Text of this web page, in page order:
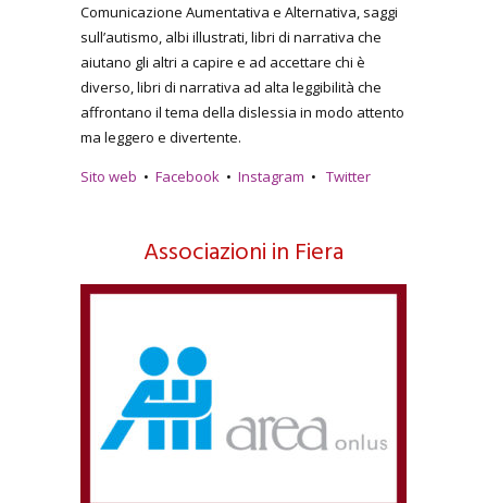
Comunicazione Aumentativa e Alternativa, saggi
sull’autismo, albi illustrati, libri di narrativa che
aiutano gli altri a capire e ad accettare chi è
diverso, libri di narrativa ad alta leggibilità che
affrontano il tema della dislessia in modo attento
ma leggero e divertente.
Sito web • Facebook • Instagram • Twitter
Associazioni in Fiera